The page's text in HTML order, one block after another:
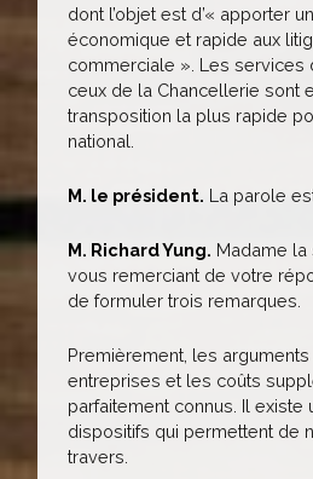
dont l’objet est d’« apporter
économique et rapide aux
commerciale ». Les services
ceux de la Chancellerie sont
transposition la plus rapide
national.
M. le président. La parole
M. Richard Yung. Madame la
vous remerciant de votre
de formuler trois remarques.
Premièrement, les
entreprises et les coûts
parfaitement connus. Il existe
dispositifs qui permettent de
travers.